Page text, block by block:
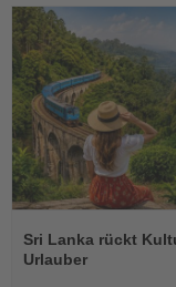
Sie
die
Sri Lanka rückt
Urlauber